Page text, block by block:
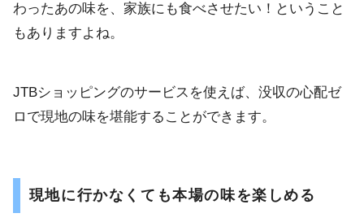
わったあの味を、家族にも食べさせたい！ということ
もありますよね。
JTBショッピングのサービスを使えば、没収の心配ゼ
ロで現地の味を堪能することができます。
現地に行かなくても本場の味を楽しめる